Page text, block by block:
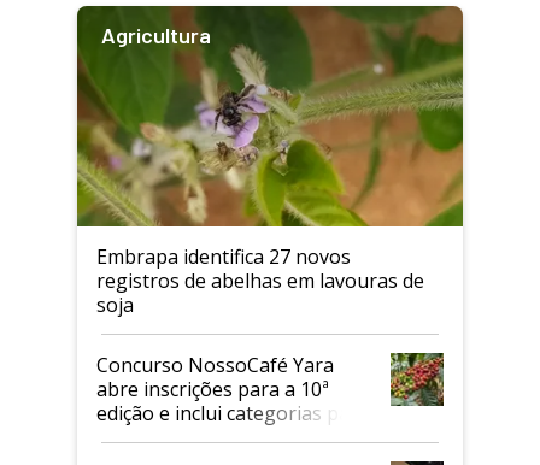
Agricultura
Embrapa identifica 27 novos
registros de abelhas em lavouras de
soja
Concurso NossoCafé Yara
abre inscrições para a 10ª
edição e inclui categorias para
cafés Canephora